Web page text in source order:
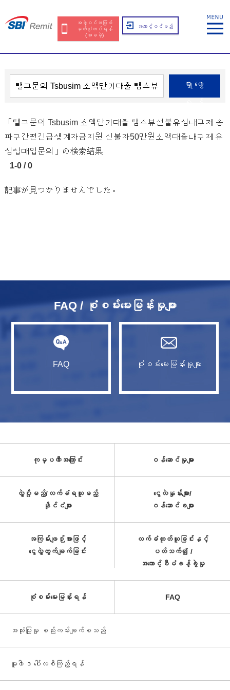
အဖွဲ့ဝင်အဖြစ်
မှတ်ပုံတင်ရန်
(အခမဲ့)
အကောင့်ဝင်မည်
ရှာဖွေ
「탤그문의 Tsbusim 소액단기대출 탬스뷰선불유심내구제 송
파구간편긴급생계자금지원 신불자50만원소액대출내구제 유
심칩매입문의」の検索結果
1-0 / 0
記事が見つかりませんでした。
FAQ / စုံစမ်းမေးမြန်းမှုများ
FAQ စုံစမ်းမေးမြန်းမှုများ
ကုမ္ပဏီအကြောင်း ဝန်ဆောင်မှုများ
လွှဲပို့မည့်/လက်ခံရယူမည့်
နိုင်ငံများ
ငွေလဲနှုန်းများ/
ဝန်ဆောင်ခများ
အကြမ်းဖျဉ်းအားဖြင့်
ငွေလွှဲတွက်ချက်ခြင်း
လက်ခံထုတ်ယူခြင်းနှင့်
ပတ်သက်၍ /
အကောင့်စီမံခန့်ခွဲမှု
စုံစမ်းမေးမြန်းရန် FAQ
အသုံးပြုမှု စည်းကမ်းချက်စသည်
မူ၀ါဒ ပေါ်လစီကြည့်ရန်